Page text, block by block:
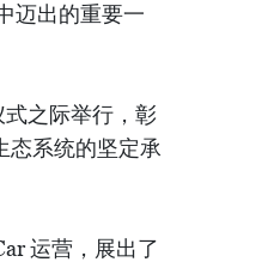
迈出的重要一
之际举行，彰
态系统的坚定承
运营，展出了